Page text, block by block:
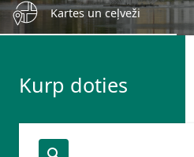
Kartes un ceļveži
Kurp doties